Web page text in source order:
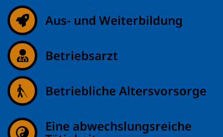
Aus- und Weiterbildung
Betriebsarzt
Betriebliche Altersvorsorge
Eine abwechslungsreiche